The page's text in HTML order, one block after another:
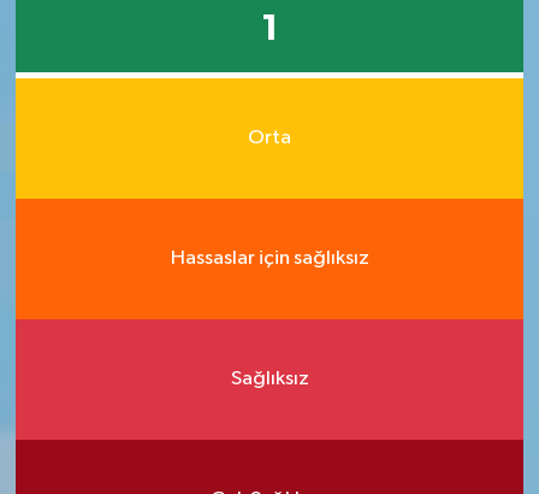
1
Orta
Hassaslar için sağlıksız
Sağlıksız